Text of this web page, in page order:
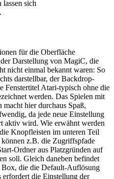
sich
für die Oberfläche
Darstellung von MagiC, die
nicht einmal bekannt waren: So
darstellbar, der Backdrop-
Fenstertitel Atari-typisch ohne die
werden. Das Spielen mit
hier durchaus Spaß,
da jede neue Einstellung
aktiv wird. Wie erwähnt werden
Knopfleisten im unteren Teil
können z.B. die Zugriffspfade
Ordner aus Platzgründen auf
soll. Gleich daneben befindet
die die Default-Auflösung
erfordert die Einstellung der